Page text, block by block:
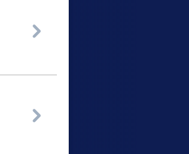

